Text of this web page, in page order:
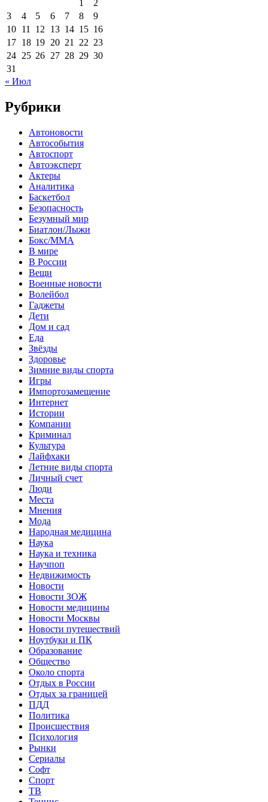
1
2
3
4 5 6 7 8
9
10 11 12 13 14 15 16
17 18 19 20 21 22 23
24 25 26 27 28 29 30
31
« Июл
Рубрики
Автоновости
Автособытия
Автоспорт
Автоэксперт
Актеры
Аналитика
Баскетбол
Безопасность
Безумный мир
Биатлон/Лыжи
Бокс/MMA
В мире
В России
Вещи
Военные новости
Волейбол
Гаджеты
Дети
Дом и сад
Еда
Звёзды
Здоровье
Зимние виды спорта
Игры
Импортозамещение
Интернет
Истории
Компании
Криминал
Культура
Лайфхаки
Летние виды спорта
Личный счет
Люди
Места
Мнения
Мода
Народная медицина
Наука
Наука и техника
Научпоп
Недвижимость
Новости
Новости ЗОЖ
Новости медицины
Новости Москвы
Новости путешествий
Ноутбуки и ПК
Образование
Общество
Около спорта
Отдых в России
Отдых за границей
ПДД
Политика
Происшествия
Психология
Рынки
Сериалы
Софт
Спорт
ТВ